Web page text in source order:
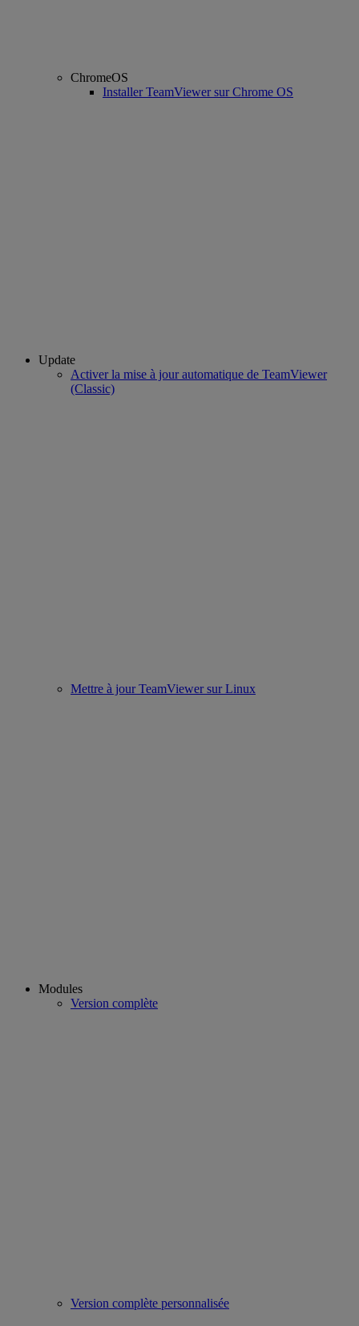
ChromeOS
Installer TeamViewer sur Chrome OS
Update
Activer la mise à jour automatique de TeamViewer
(Classic)
Mettre à jour TeamViewer sur Linux
Modules
Version complète
Version complète personnalisée